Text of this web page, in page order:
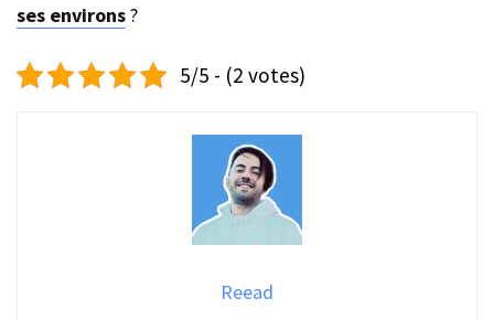
ses environs?
5/5 - (2 votes)
Reead